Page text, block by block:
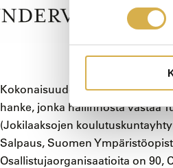
Kokonaisuudessaan Strapetsi II
hanke, jonka hallinnosta vastaa
(Jokilaaksojen
Salpaus, Suomen
Osallistujaorganisaatioita on 90,